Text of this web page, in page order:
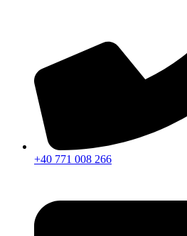
+40 771 008 266